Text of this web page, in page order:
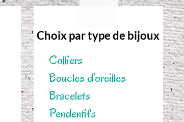
Choix par type de bijoux
Colliers
Boucles d’oreilles
Bracelets
Pendentifs